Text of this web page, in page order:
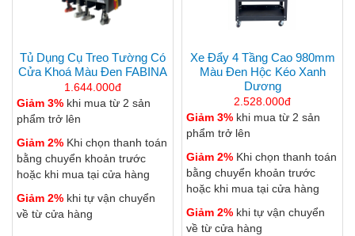
Tủ Dụng Cụ Treo Tường Có
Cửa Khoá Màu Đen FABINA
1.644.000đ
Giảm 3% khi mua từ 2 sản
phẩm trở lên
Giảm 2% Khi chọn thanh toán
bằng chuyển khoản trước
hoặc khi mua tại cửa hàng
Giảm 2% khi tự vận chuyển
về từ cửa hàng
Xe Đẩy 4 Tầng Cao 980mm
Màu Đen Hộc Kéo Xanh
Dương
2.528.000đ
Giảm 3% khi mua từ 2 sản
phẩm trở lên
Giảm 2% Khi chọn thanh toán
bằng chuyển khoản trước
hoặc khi mua tại cửa hàng
Giảm 2% khi tự vận chuyển
về từ cửa hàng